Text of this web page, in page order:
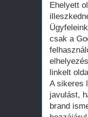
Ehelyett
csak a
linkelt
A sikeres
javulást,
brand